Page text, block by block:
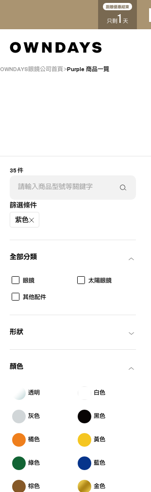
距離優惠結束
只剩 1 天
OWNDAYS眼鏡公司首頁 Purple 商品一覽
35 件
篩選條件
紫色
全部分類
眼鏡 太陽眼鏡
其他配件
形狀
顏色
透明 白色
灰色 黑色
橘色 黃色
綠色 藍色
棕色 金色